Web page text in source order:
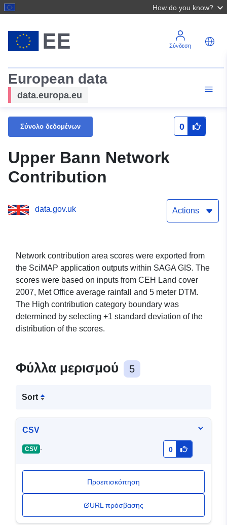
How do you know?
Σύνδεση
European data
data.europa.eu
Σύνολο δεδομένων 0
Upper Bann Network
Contribution
data.gov.uk Actions
Network contribution area scores were exported from
the SciMAP application outputs within SAGA GIS. The
scores were based on inputs from CEH Land cover
2007, Met Office average rainfall and 5 meter DTM.
The High contribution category boundary was
determined by selecting +1 standard deviation of the
distribution of the scores.
Φύλλα μερισμού 5
Sort
CSV
CSV - 0
Προεπισκόπηση
URL πρόσβασης